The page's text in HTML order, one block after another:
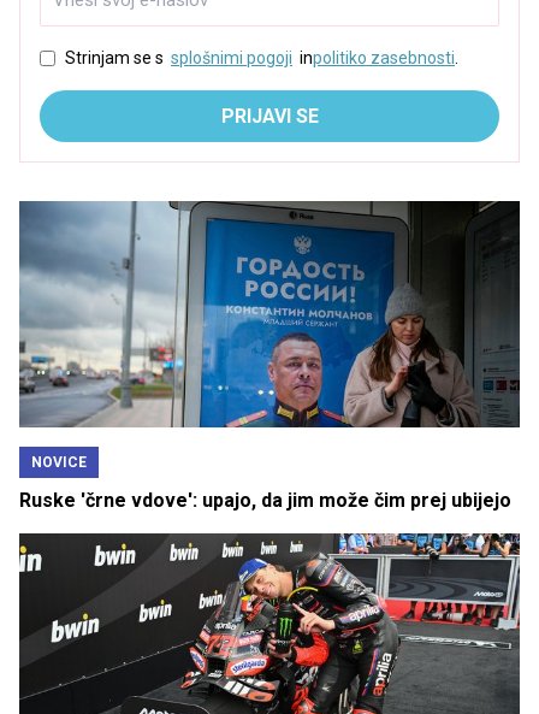
Strinjam se s splošnimi pogoji inpolitiko zasebnosti.
PRIJAVI SE
NOVICE
Ruske 'črne vdove': upajo, da jim može čim prej ubijejo